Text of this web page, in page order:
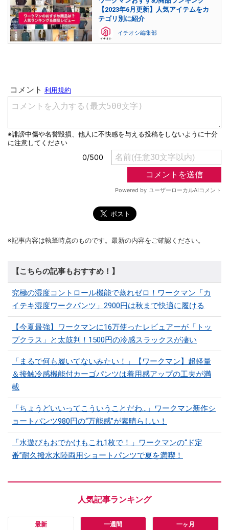
【2023年6月更新】人気アイテムをカ
テゴリ別に紹介
イチオシ編集部
※記事内容は執筆時点のものです。最新の内容をご確認ください。
【こちらの記事もおすすめ！】
究極の湿度コントロール機能で蒸れゼロ！ワークマン「カ
イテキ湿度ワークパンツ」2900円は秋まで快適に履ける
【今夏最強】ワークマンに16万使ったレビュアーが「トッ
プクラス」と太鼓判！1500円の冷感スラックスが凄い
「まるで何も履いてないみたい！」【ワークマン】超軽量
＆接触冷感機能付カーゴパンツは着用感アップの工夫が満
載
「ちょうどいいってこういうことだわ...」ワークマン新作シ
ョートパンツ980円の“万能感”が素晴らしい！
「水遊びもおでかけもこれ1枚で！」ワークマンの“ド定
番”耐久撥水水陸両用ショートパンツで夏を満喫！
最新 一週間 一ヶ月